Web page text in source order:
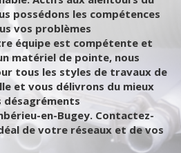
possédons les compétences
vos problèmes
équipe est compétente et
matériel de pointe, nous
tous les styles de travaux de
et vous délivrons du mieux
désagréments
en-Bugey. Contactez-
de votre réseaux et de vos